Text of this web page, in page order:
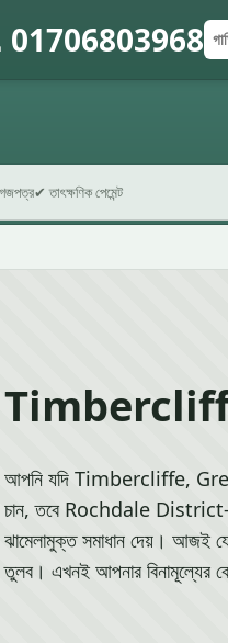
01706803968
✔ তাৎক্ষণিক পেমেন্ট
Timbercliffe
আপনি যদি Timbercliffe,
চান, তবে Rochdale District-এ
ঝামেলামুক্ত সমাধান দেয়। আজই
তুলব। এখনই আপনার বিনামূল্যের